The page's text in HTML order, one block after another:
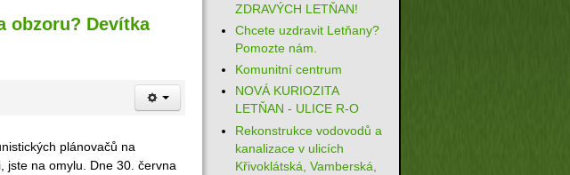
obzoru? Devítka
plánovačů na
jste na omylu. Dne 30. června
ZDRAVÝCH LETŇAN!
Chcete uzdravit Letňany?
Pomozte nám.
Komunitní centrum
NOVÁ KURIOZITA
LETŇAN - ULICE R-O
Rekonstrukce vodovodů a
kanalizace v ulicích
Křivoklátská, Vamberská,